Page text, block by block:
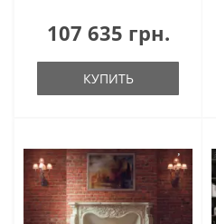
107 635 грн.
КУПИТЬ